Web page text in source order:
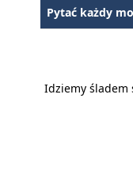
Pytać każdy
Idziemy śladem